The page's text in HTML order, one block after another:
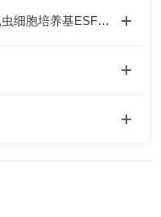
重点推介：Expression Systems昆虫细胞培养基ESF 921 (96-001-01)